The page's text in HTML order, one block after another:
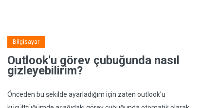
Bilgisayar
Outlook'u görev çubuğunda nasıl
gizleyebilirim?
Önceden bu şekilde ayarladığım için zaten outlook'u